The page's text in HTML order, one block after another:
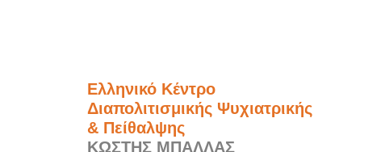
Ελληνικό Κέντρο
Διαπολιτισμικής Ψυχιατρικής
& Πείθαλψης
ΚΩΣΤΗΣ ΜΠΑΛΛΑΣ